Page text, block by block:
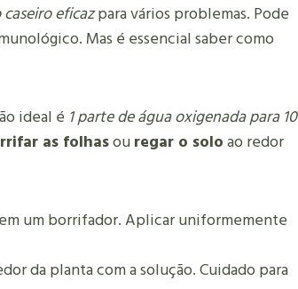
eficazpara vários problemas. Pode
Mas é essencial saber como
ideal é 1 parte de água oxigenada para 10
as folhasouregar o soloao redor
um borrifador. Aplicar uniformemente
da planta com a solução. Cuidado para